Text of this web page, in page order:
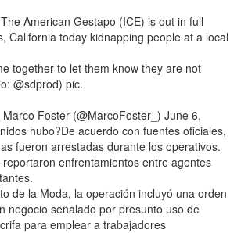
American Gestapo (ICE) is out in full
California today kidnapping people at a local
together to let them know they are not
@sdprod) pic.
Foster (@MarcoFoster_) June 6,
hubo?De acuerdo con fuentes oficiales,
fueron arrestadas durante los operativos.
enfrentamientos entre agentes
de la Moda, la operación incluyó una orden
negocio señalado por presunto uso de
para emplear a trabajadores